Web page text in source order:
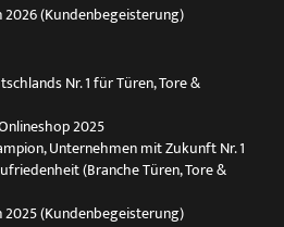
2026 (Kundenbegeisterung)
Nr. 1 für Türen, Tore &
2025
Unternehmen mit Zukunft Nr. 1
(Branche Türen, Tore &
2025 (Kundenbegeisterung)